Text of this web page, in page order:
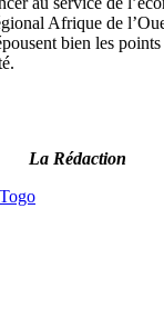
Afrique de
bien les
Togo